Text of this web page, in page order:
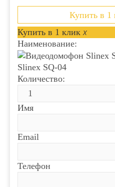
Купить в 1
Купить в 1 клик x
Наименование:
Slinex SQ-04
Количество:
Имя
Email
Телефон